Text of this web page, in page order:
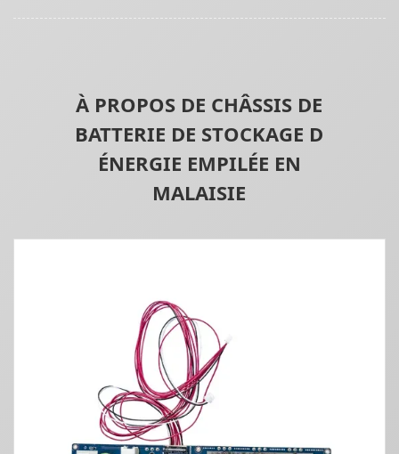
À PROPOS DE CHÂSSIS DE
BATTERIE DE STOCKAGE D
ÉNERGIE EMPILÉE EN
MALAISIE